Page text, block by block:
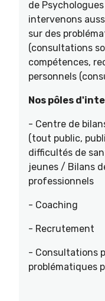
de
intervenons
sur des
(consultations
compétences,
personnels
Nos pôles
- Centre de
(tout public,
difficultés de
jeunes / Bilans
professionnels
- Coaching
- Recrutement
- Consultations
problématiques